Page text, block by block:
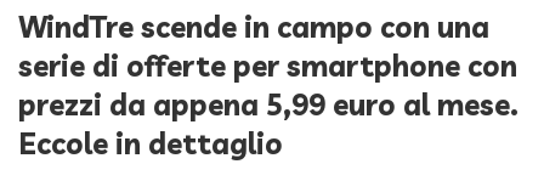
WindTre scende in campo con una
serie di offerte per smartphone con
prezzi da appena 5,99 euro al mese.
Eccole in dettaglio